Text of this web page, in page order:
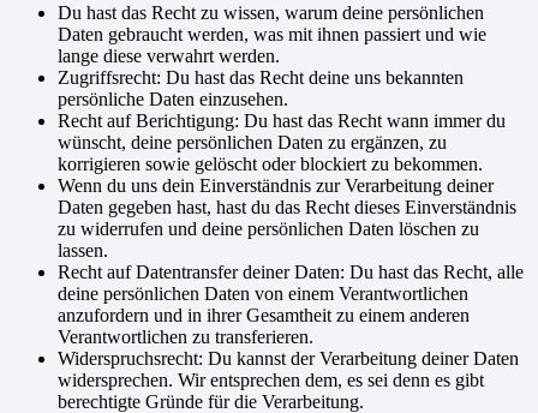
Du hast das Recht zu wissen, warum deine persönlichen
Daten gebraucht werden, was mit ihnen passiert und wie
lange diese verwahrt werden.
Zugriffsrecht: Du hast das Recht deine uns bekannten
persönliche Daten einzusehen.
Recht auf Berichtigung: Du hast das Recht wann immer du
wünscht, deine persönlichen Daten zu ergänzen, zu
korrigieren sowie gelöscht oder blockiert zu bekommen.
Wenn du uns dein Einverständnis zur Verarbeitung deiner
Daten gegeben hast, hast du das Recht dieses Einverständnis
zu widerrufen und deine persönlichen Daten löschen zu
lassen.
Recht auf Datentransfer deiner Daten: Du hast das Recht, alle
deine persönlichen Daten von einem Verantwortlichen
anzufordern und in ihrer Gesamtheit zu einem anderen
Verantwortlichen zu transferieren.
Widerspruchsrecht: Du kannst der Verarbeitung deiner Daten
widersprechen. Wir entsprechen dem, es sei denn es gibt
berechtigte Gründe für die Verarbeitung.